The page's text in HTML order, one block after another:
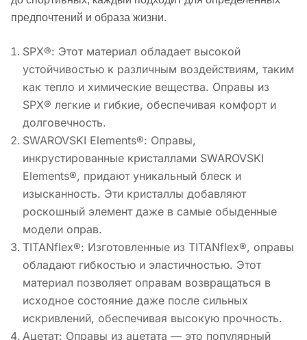
предпочтений и образа жизни.
SPX®: Этот материал обладает высокой
устойчивостью к различным воздействиям, таким
как тепло и химические вещества. Оправы из
SPX® легкие и гибкие, обеспечивая комфорт и
долговечность.
SWAROVSKI Elements®: Оправы,
инкрустированные кристаллами SWAROVSKI
Elements®, придают уникальный блеск и
изысканность. Эти кристаллы добавляют
роскошный элемент даже в самые обыденные
модели оправ.
TITANflex®: Изготовленные из TITANflex®, оправы
обладают гибкостью и эластичностью. Этот
материал позволяет оправам возвращаться в
исходное состояние даже после сильных
искривлений, обеспечивая высокую прочность.
Ацетат: Оправы из ацетата — это популярный